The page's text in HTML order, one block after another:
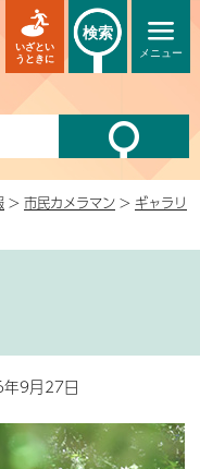
メニュー
いざとい
うときに
検索
> 市民カメラマン > ギャラリ
9月27日